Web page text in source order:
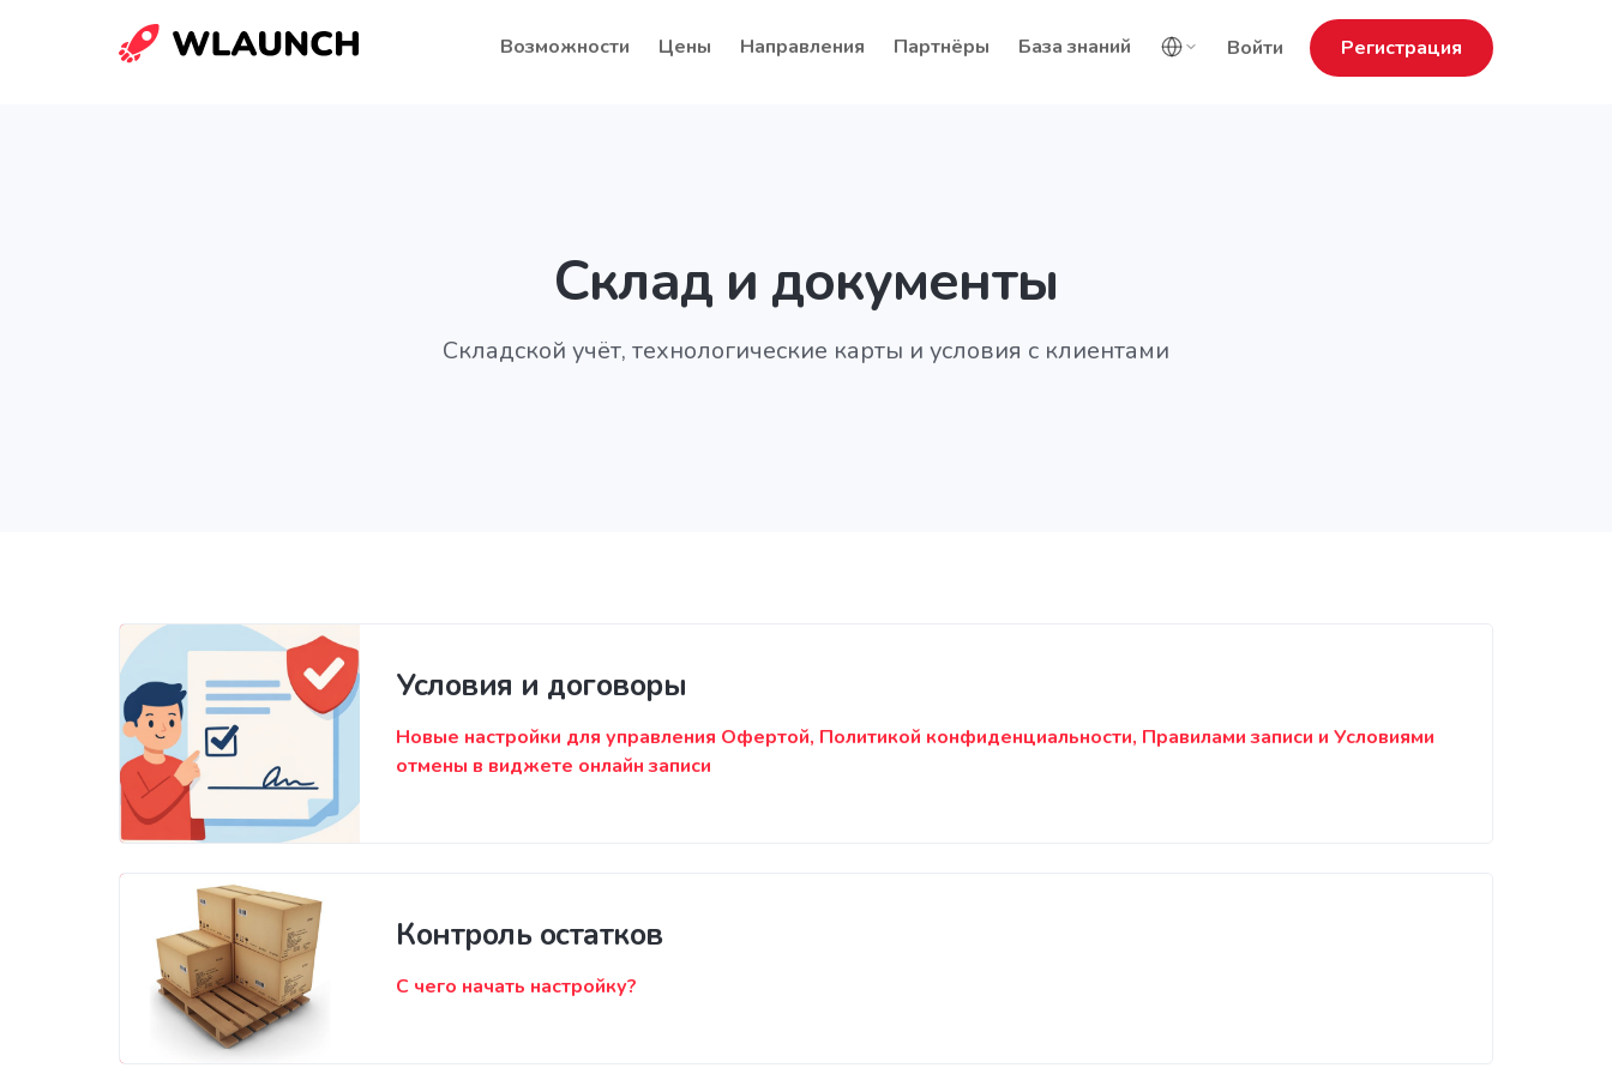
Войти Регистрация
Возможности Цены Направления Партнёры База знаний
Склад и документы
Складской учёт, технологические карты и условия с клиентами
Условия и договоры
Новые настройки для управления Офертой, Политикой конфиденциальности, Правилами записи и Условиями
отмены в виджете онлайн записи
Контроль остатков
С чего начать настройку?